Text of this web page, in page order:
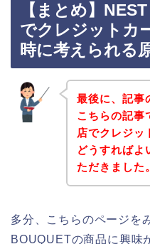
【まとめ】
でクレジットカ
時に考えられる
最後に、記事
こちらの記
店でクレジッ
どうすればよ
ただきました。
多分、こちらのページを
BOUQUETの商品に興味